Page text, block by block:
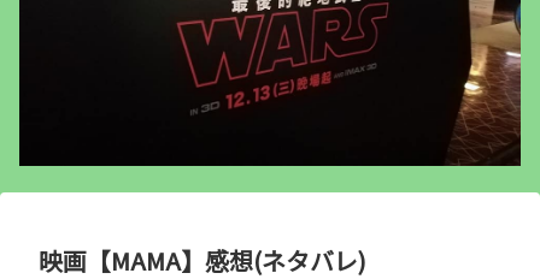
映画【MAMA】感想(ネタバレ)